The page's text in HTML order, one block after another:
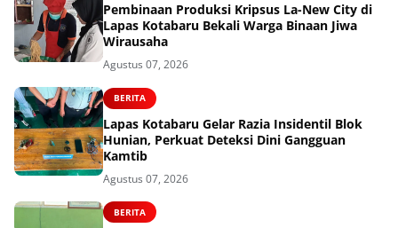
Pembinaan Produksi Kripsus La-New City di
Lapas Kotabaru Bekali Warga Binaan Jiwa
Wirausaha
Agustus 07, 2026
BERITA
Lapas Kotabaru Gelar Razia Insidentil Blok
Hunian, Perkuat Deteksi Dini Gangguan
Kamtib
Agustus 07, 2026
BERITA